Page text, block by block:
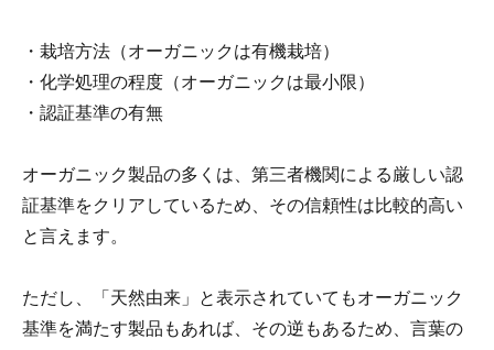
・栽培方法（オーガニックは有機栽培）
・化学処理の程度（オーガニックは最小限）
・認証基準の有無
オーガニック製品の多くは、第三者機関による厳しい認
証基準をクリアしているため、その信頼性は比較的高い
と言えます。
ただし、「天然由来」と表示されていてもオーガニック
基準を満たす製品もあれば、その逆もあるため、言葉の